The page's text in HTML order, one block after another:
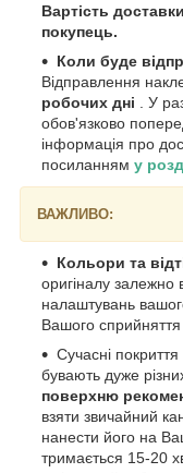
Вартість
покупець.
Коли буде
Відправлення
робочих дні . У
обов'язково
інформація про
посиланням у
ВАЖЛИВО:
Кольори та
оригіналу залежно
налаштувань
Вашого сприйняття
Сучасні
бувають дуже
поверхню
взяти звичайний
нанести його на
тримається 15-20